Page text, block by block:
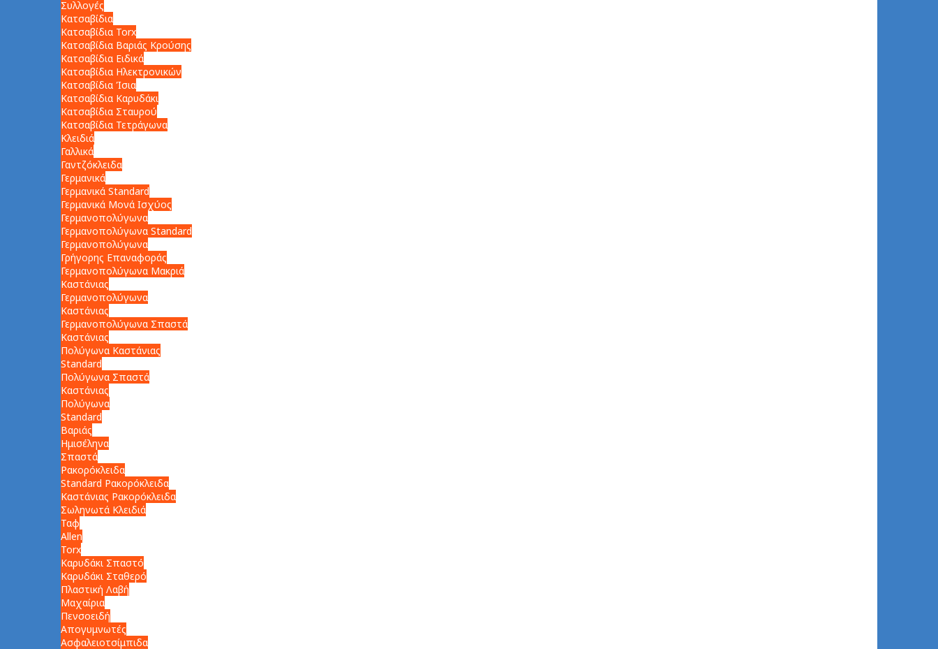
Συλλογές
Κατσαβίδια
Κατσαβίδια Torx
Κατσαβίδια Βαριάς Κρούσης
Κατσαβίδια Ειδικά
Κατσαβίδια Ηλεκτρονικών
Κατσαβίδια Ίσια
Κατσαβίδια Καρυδάκι
Κατσαβίδια Σταυρού
Κατσαβίδια Τετράγωνα
Κλειδιά
Γαλλικά
Γαντζόκλειδα
Γερμανικά
Γερμανικά Standard
Γερμανικά Μονά Ισχύος
Γερμανοπολύγωνα
Γερμανοπολύγωνα Standard
Γερμανοπολύγωνα
Γρήγορης Επαναφοράς
Γερμανοπολύγωνα Μακριά
Καστάνιας
Γερμανοπολύγωνα
Καστάνιας
Γερμανοπολύγωνα Σπαστά
Καστάνιας
Πολύγωνα Καστάνιας
Standard
Πολύγωνα Σπαστά
Καστάνιας
Πολύγωνα
Standard
Βαριάς
Ημισέληνα
Σπαστά
Ρακορόκλειδα
Standard Ρακορόκλειδα
Καστάνιας Ρακορόκλειδα
Σωληνωτά Κλειδιά
Ταφ
Allen
Torx
Καρυδάκι Σπαστό
Καρυδάκι Σταθερό
Πλαστική Λαβή
Μαχαίρια
Πενσοειδή
Απογυμνωτές
Ασφαλειοτσίμπιδα